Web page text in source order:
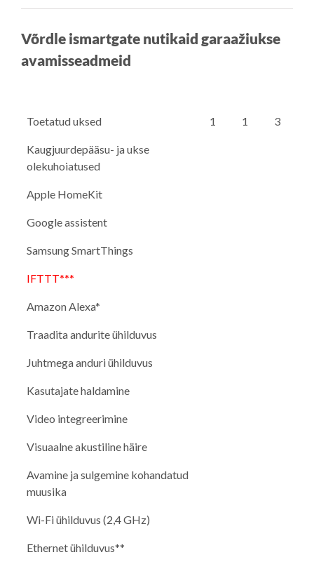
Võrdle ismartgate nutikaid garaažiukse
avamisseadmeid
Toetatud uksed 1 1 3
Kaugjuurdepääsu- ja ukse
olekuhoiatused
Apple HomeKit
Google assistent
Samsung SmartThings
IFTTT***
Amazon Alexa*
Traadita andurite ühilduvus
Juhtmega anduri ühilduvus
Kasutajate haldamine
Video integreerimine
Visuaalne akustiline häire
Avamine ja sulgemine kohandatud
muusika
Wi-Fi ühilduvus (2,4 GHz)
Ethernet ühilduvus**